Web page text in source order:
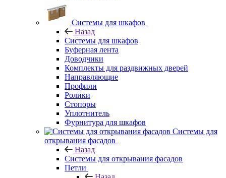
Системы для шкафов
Назад
Системы для шкафов
Буферная лента
Доводчики
Комплекты для раздвижных дверей
Направляющие
Профили
Ролики
Стопоры
Уплотнитель
Фурнитура для шкафов
Системы для
открывания фасадов
Назад
Системы для открывания фасадов
Петли